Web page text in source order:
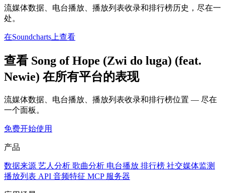
流媒体数据、电台播放、播放列表收录和排行榜历史，尽在一
处。
在Soundcharts上查看
查看 Song of Hope (Zwi do luga) (feat.
Newie) 在所有平台的表现
流媒体数据、电台播放、播放列表收录和排行榜位置 — 尽在
一个面板。
免费开始使用
产品
数据来源 艺人分析 歌曲分析 电台播放 排行榜 社交媒体监测
播放列表 API 音频特征 MCP 服务器